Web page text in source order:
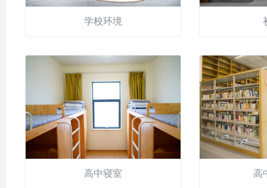
学校环境
高中寝室 高